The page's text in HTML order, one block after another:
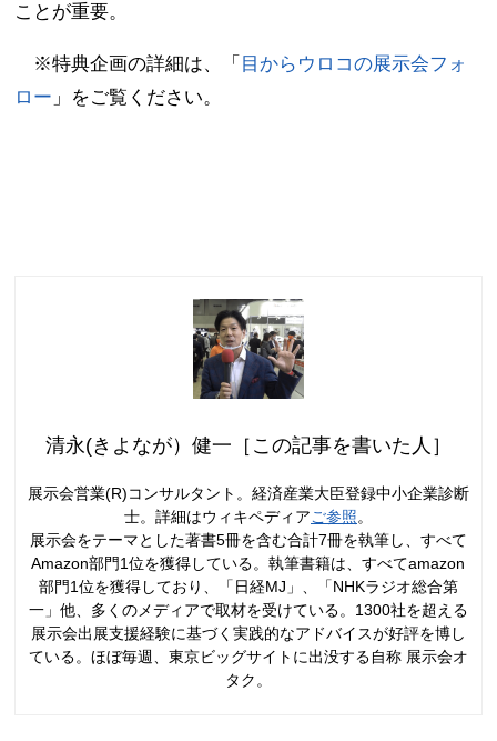
ことが重要。
※特典企画の詳細は、「 目からウロコの展示会フォ
ロー 」をご覧ください。
清永(きよなが）健一［この記事を書いた人］
展示会営業(R)コンサルタント。経済産業大臣登録中小企業診断
士。詳細はウィキペディアご参照。
展示会をテーマとした著書5冊を含む合計7冊を執筆し、すべて
Amazon部門1位を獲得している。執筆書籍は、すべてamazon
部門1位を獲得しており、「日経MJ」、「NHKラジオ総合第
一」他、多くのメディアで取材を受けている。1300社を超える
展示会出展支援経験に基づく実践的なアドバイスが好評を博し
ている。ほぼ毎週、東京ビッグサイトに出没する自称 展示会オ
タク。